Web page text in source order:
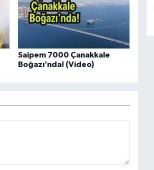
Saipem 7000 Çanakkale
Boğazı’nda! (Video)